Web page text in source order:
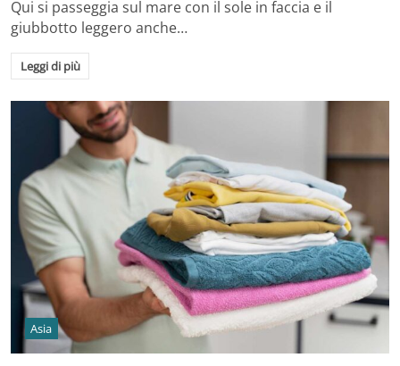
Qui si passeggia sul mare con il sole in faccia e il
giubbotto leggero anche…
Leggi di più
Asia